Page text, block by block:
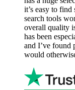
it’s easy to
search tools
overall quality
has been
and I’ve found
would